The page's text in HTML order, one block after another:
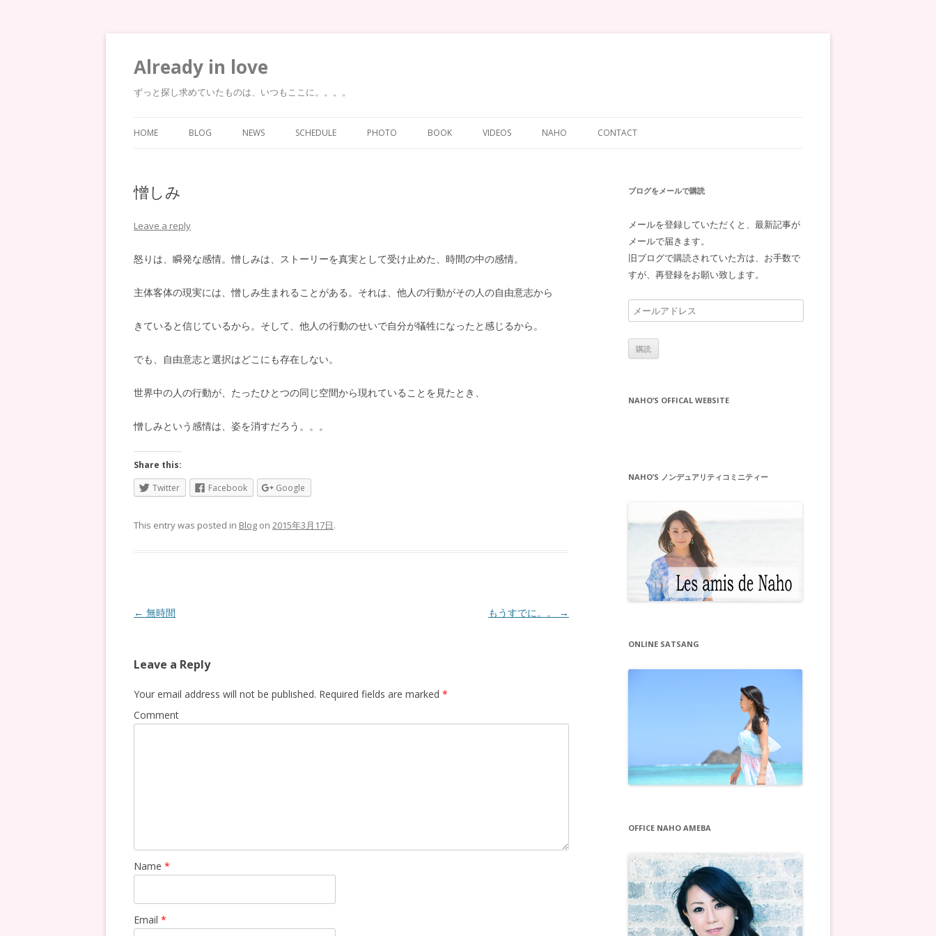
Already in love
ずっと探し求めていたものは、いつもここに。。。。
HOME BLOG NEWS SCHEDULE PHOTO BOOK VIDEOS NAHO CONTACT
憎しみ
Leave a reply
怒りは、瞬発な感情。憎しみは、ストーリーを真実として受け止めた、時間の中の感情。
主体客体の現実には、憎しみ生まれることがある。それは、他人の行動がその人の自由意志から
きていると信じているから。そして、他人の行動のせいで自分が犠牲になったと感じるから。
でも、自由意志と選択はどこにも存在しない。
世界中の人の行動が、たったひとつの同じ空間から現れていることを見たとき、
憎しみという感情は、姿を消すだろう。。。
Share this:
Twitter
Facebook Google
This entry was posted in Blog on 2015年3月17日.
Post
← 無時間 もうすでに。。 →
Leave a Reply
Your email address will not be published. Required fields are marked *
Comment
Name *
Email *
ブログをメールで購読
メールを登録していただくと、最新記事が
メールで届きます。
旧ブログで購読されていた方は、お手数で
すが、再登録をお願い致します。
メ
ー
ル
ア
NAHO’S OFFICAL WEBSITE
NAHO’S ノンデュアリティコミニティー
ONLINE SATSANG
OFFICE NAHO AMEBA